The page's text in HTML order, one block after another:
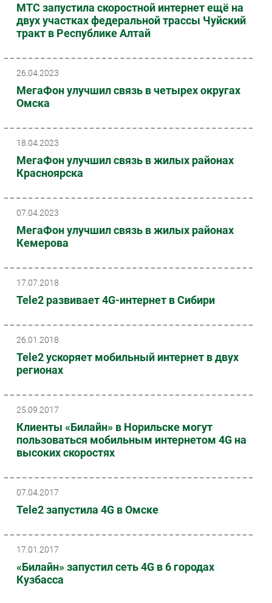
МТС запустила скоростной интернет ещё на
двух участках федеральной трассы Чуйский
тракт в Республике Алтай
26.04.2023
МегаФон улучшил связь в четырех округах
Омска
18.04.2023
МегаФон улучшил связь в жилых районах
Красноярска
07.04.2023
МегаФон улучшил связь в жилых районах
Кемерова
17.07.2018
Tele2 развивает 4G-интернет в Сибири
26.01.2018
Tele2 ускоряет мобильный интернет в двух
регионах
25.09.2017
Клиенты «Билайн» в Норильске могут
пользоваться мобильным интернетом 4G на
высоких скоростях
07.04.2017
Tele2 запустила 4G в Омске
17.01.2017
«Билайн» запустил сеть 4G в 6 городах
Кузбасса